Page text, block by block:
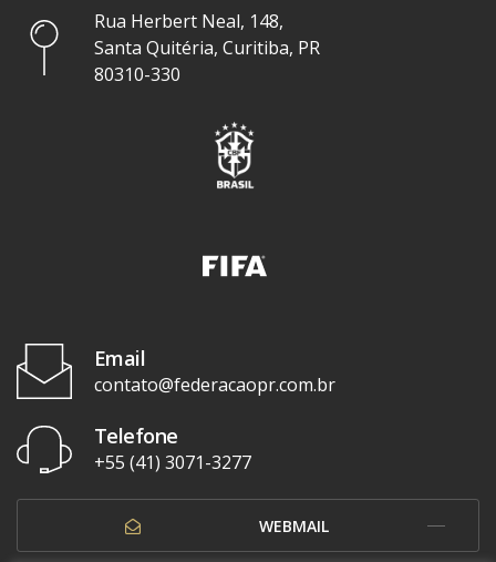
Rua Herbert Neal, 148,
Santa Quitéria, Curitiba, PR
80310-330
Email
contato@federacaopr.com.br
Telefone
+55 (41) 3071-3277
WEBMAIL